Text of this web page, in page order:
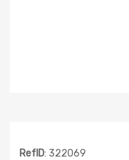
RefID: 322069